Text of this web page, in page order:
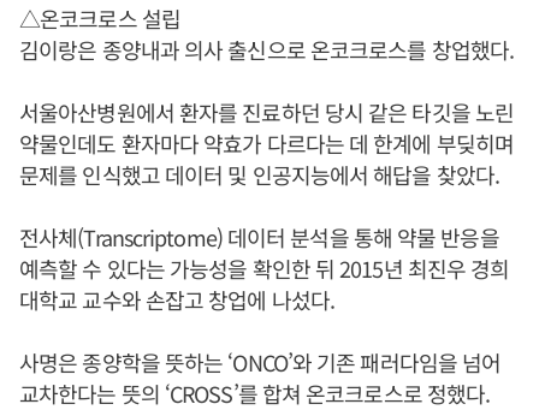
△온코크로스 설립
김이랑은 종양내과 의사 출신으로 온코크로스를 창업했다.
서울아산병원에서 환자를 진료하던 당시 같은 타깃을 노린
약물인데도 환자마다 약효가 다르다는 데 한계에 부딪히며
문제를 인식했고 데이터 및 인공지능에서 해답을 찾았다.
전사체(Transcriptome) 데이터 분석을 통해 약물 반응을
예측할 수 있다는 가능성을 확인한 뒤 2015년 최진우 경희
대학교 교수와 손잡고 창업에 나섰다.
사명은 종양학을 뜻하는 ‘ONCO’와 기존 패러다임을 넘어
교차한다는 뜻의 ‘CROSS’를 합쳐 온코크로스로 정했다.